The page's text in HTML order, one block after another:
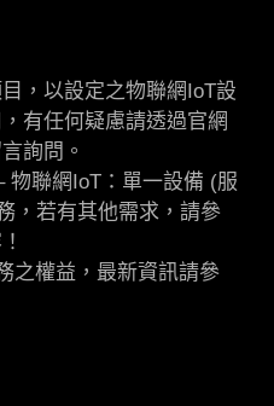
，以設定之物聯網IoT設
有任何疑慮請透過官網
詢問。
物聯網IoT：單一設備 (服
，若有其他需求，請參
之權益，最新資訊請參